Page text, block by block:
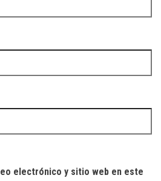
electrónico y sitio web en este